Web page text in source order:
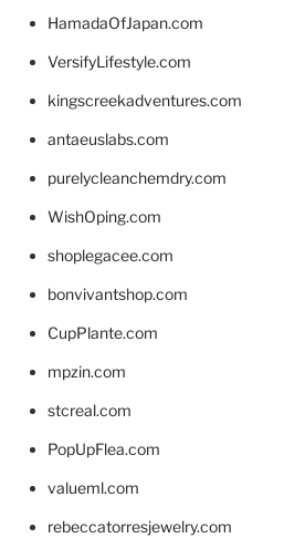
HamadaOfJapan.com
VersifyLifestyle.com
kingscreekadventures.com
antaeuslabs.com
purelycleanchemdry.com
WishOping.com
shoplegacee.com
bonvivantshop.com
CupPlante.com
mpzin.com
stcreal.com
PopUpFlea.com
valueml.com
rebeccatorresjewelry.com